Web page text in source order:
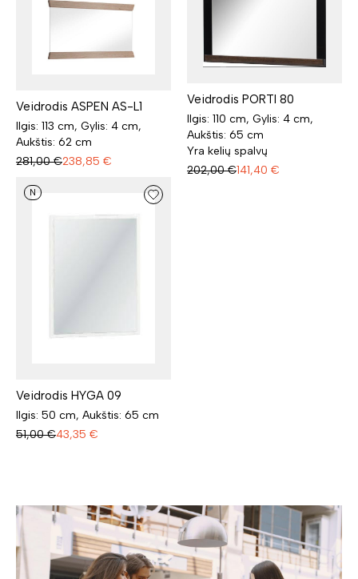
Veidrodis ASPEN AS-L1
Ilgis: 113 cm, Gylis: 4 cm,
Aukštis: 62 cm
281,00 €238,85 €
Veidrodis PORTI 80
Ilgis: 110 cm, Gylis: 4 cm,
Aukštis: 65 cm
Yra kelių spalvų
202,00 €141,40 €
N
Veidrodis HYGA 09
Ilgis: 50 cm, Aukštis: 65 cm
51,00 €43,35 €